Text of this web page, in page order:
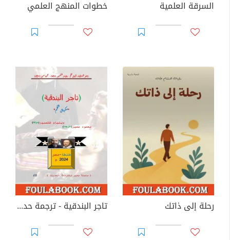
السرقة العلمية خطوات المنهج العلمي
رحلة إلى ذاتك تاجر البندقية - ترجمة حديثة